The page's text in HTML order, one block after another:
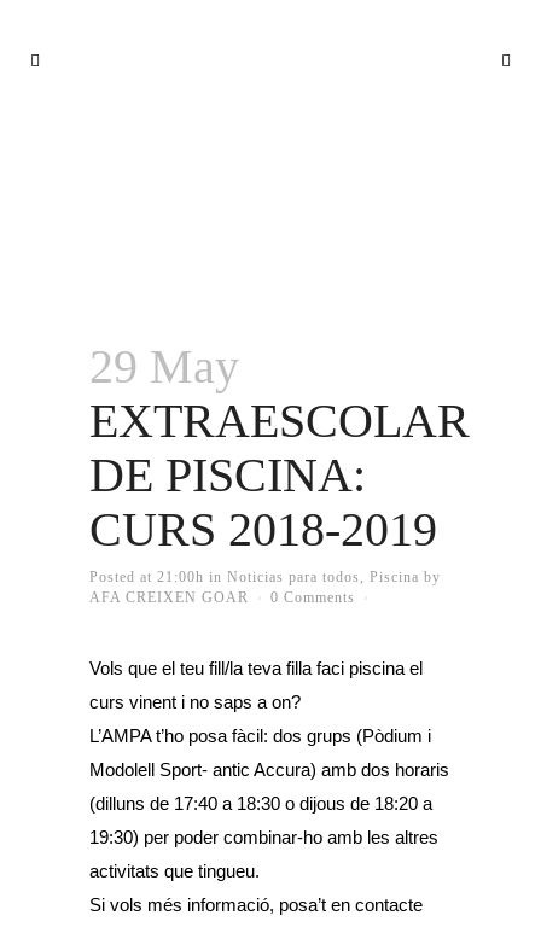
29 May
EXTRAESCOLAR
DE PISCINA:
CURS 2018-2019
Posted at 21:00h in Noticias para todos , Piscina by
AFA CREIXEN GOAR
0 Comments
Vols que el teu fill/la teva filla faci piscina el
curs vinent i no saps a on?
L’AMPA t’ho posa fàcil: dos grups (Pòdium i
Modolell Sport- antic Accura) amb dos horaris
(dilluns de 17:40 a 18:30 o dijous de 18:20 a
19:30) per poder combinar-ho amb les altres
activitats que tingueu.
Si vols més informació, posa’t en contacte